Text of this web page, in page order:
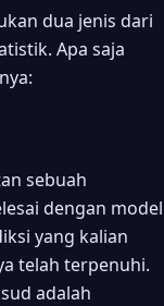
dua jenis dari
Apa saja
sebuah
dengan model
yang kalian
telah terpenuhi.
adalah